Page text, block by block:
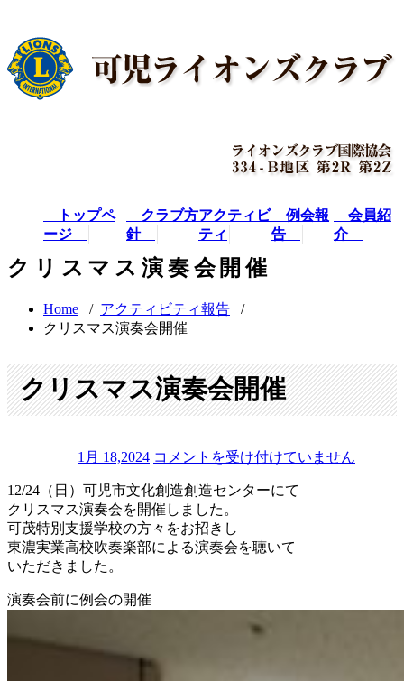
トップペ
ージ
クラブ方
針
アクティビ
ティ
例会報
告
会員紹
介
クリスマス演奏会開催
Home / アクティビティ報告 /
クリスマス演奏会開催
クリスマス演奏会開催
1月 18,2024 ク
ス
マ
ス
演
開
コメントを受け付けていません
12/24（日）可児市文化創造創造センターにて
クリスマス演奏会を開催しました。
可茂特別支援学校の方々をお招きし
東濃実業高校吹奏楽部による演奏会を聴いて
いただきました。
演奏会前に例会の開催